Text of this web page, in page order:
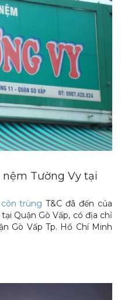
Tường Vy tại
trùng T&C đã đến của
Quận Gò Vấp, có địa chỉ
Gò Vấp Tp. Hồ Chí Minh